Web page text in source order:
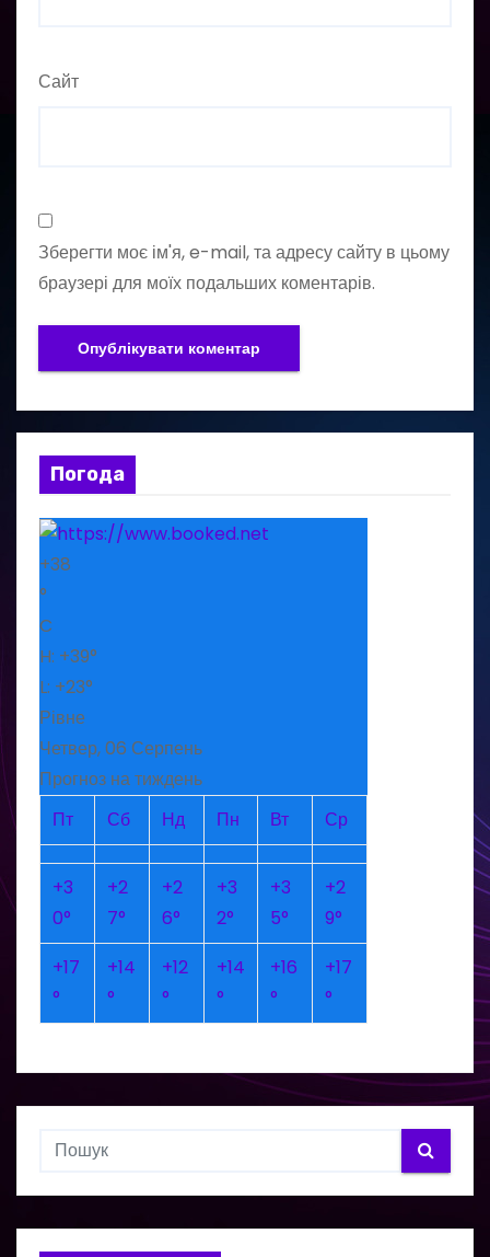
Сайт
Зберегти моє ім'я, e-mail, та адресу сайту в цьому
браузері для моїх подальших коментарів.
Погода
+38
°
C
H: +39°
L: +23°
Рівне
Четвер, 06 Серпень
Прогноз на тиждень
Пт
Сб Нд Пн Вт Ср
+3
0°
+2
7°
+2
6°
+3
2°
+3
5°
+2
9°
+17
°
+14
°
+12
°
+14
°
+16
°
+17
°